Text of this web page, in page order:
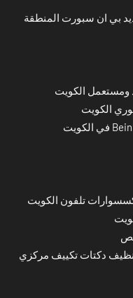
بي ان سبورت المنطقة
ومستعمل الكويت
الكويت
تلفون الكويت
دكتات تكييف مركزي